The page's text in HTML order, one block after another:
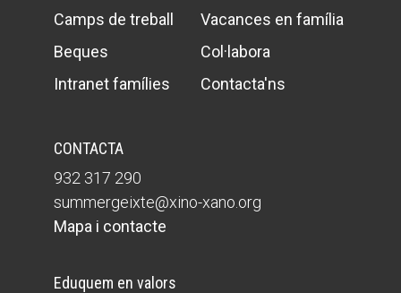
Camps de treball
Vacances en família
Beques
Col·labora
Intranet famílies
Contacta'ns
CONTACTA
932 317 290
summergeixte@xino-xano.org
Mapa i contacte
Eduquem en valors